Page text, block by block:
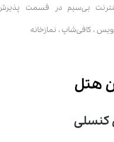
بی‌سیم در قسمت
، کافی‌شاپ، نمازخانه
هتل
کنسلی